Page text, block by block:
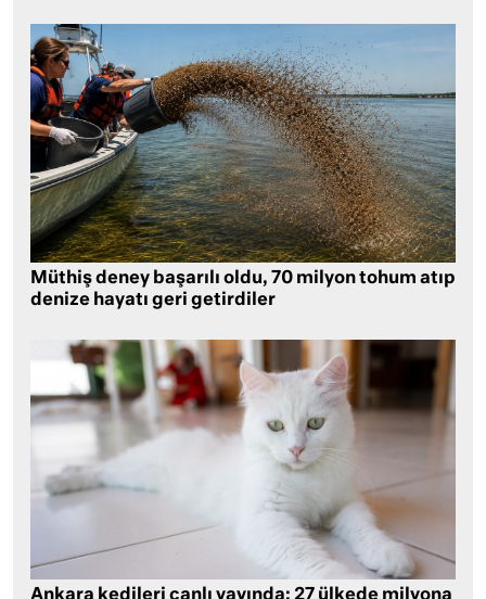
Müthiş deney başarılı oldu, 70 milyon tohum atıp
denize hayatı geri getirdiler
Ankara kedileri canlı yayında: 27 ülkede milyona